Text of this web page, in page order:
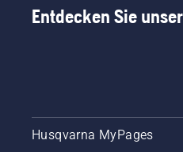
Entdecken Sie
Husqvarna MyPages